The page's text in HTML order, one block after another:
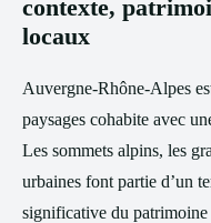
contexte,
locaux
Auvergne‑Rhône‑Alpes
paysages cohabite avec
Les sommets alpins, les
urbaines font partie d’un
significative du